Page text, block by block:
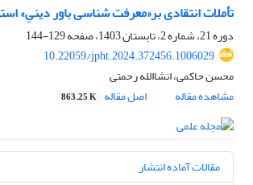
تأملات انتقادی بر«معرفت شناسی باور دینیِ»
دوره 21، شماره 2، تابستان 1403، صفحه
129-144
10.22059/jpht.2024.372456.1006029
محسن حاکمی، انشاالله رحمتی
مشاهده مقاله
اصل مقاله 863.25 K
مقالات آماده انتشار